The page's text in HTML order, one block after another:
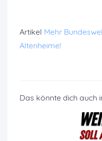
Artikel Mehr
Altenheime!
Das könnte dich auch